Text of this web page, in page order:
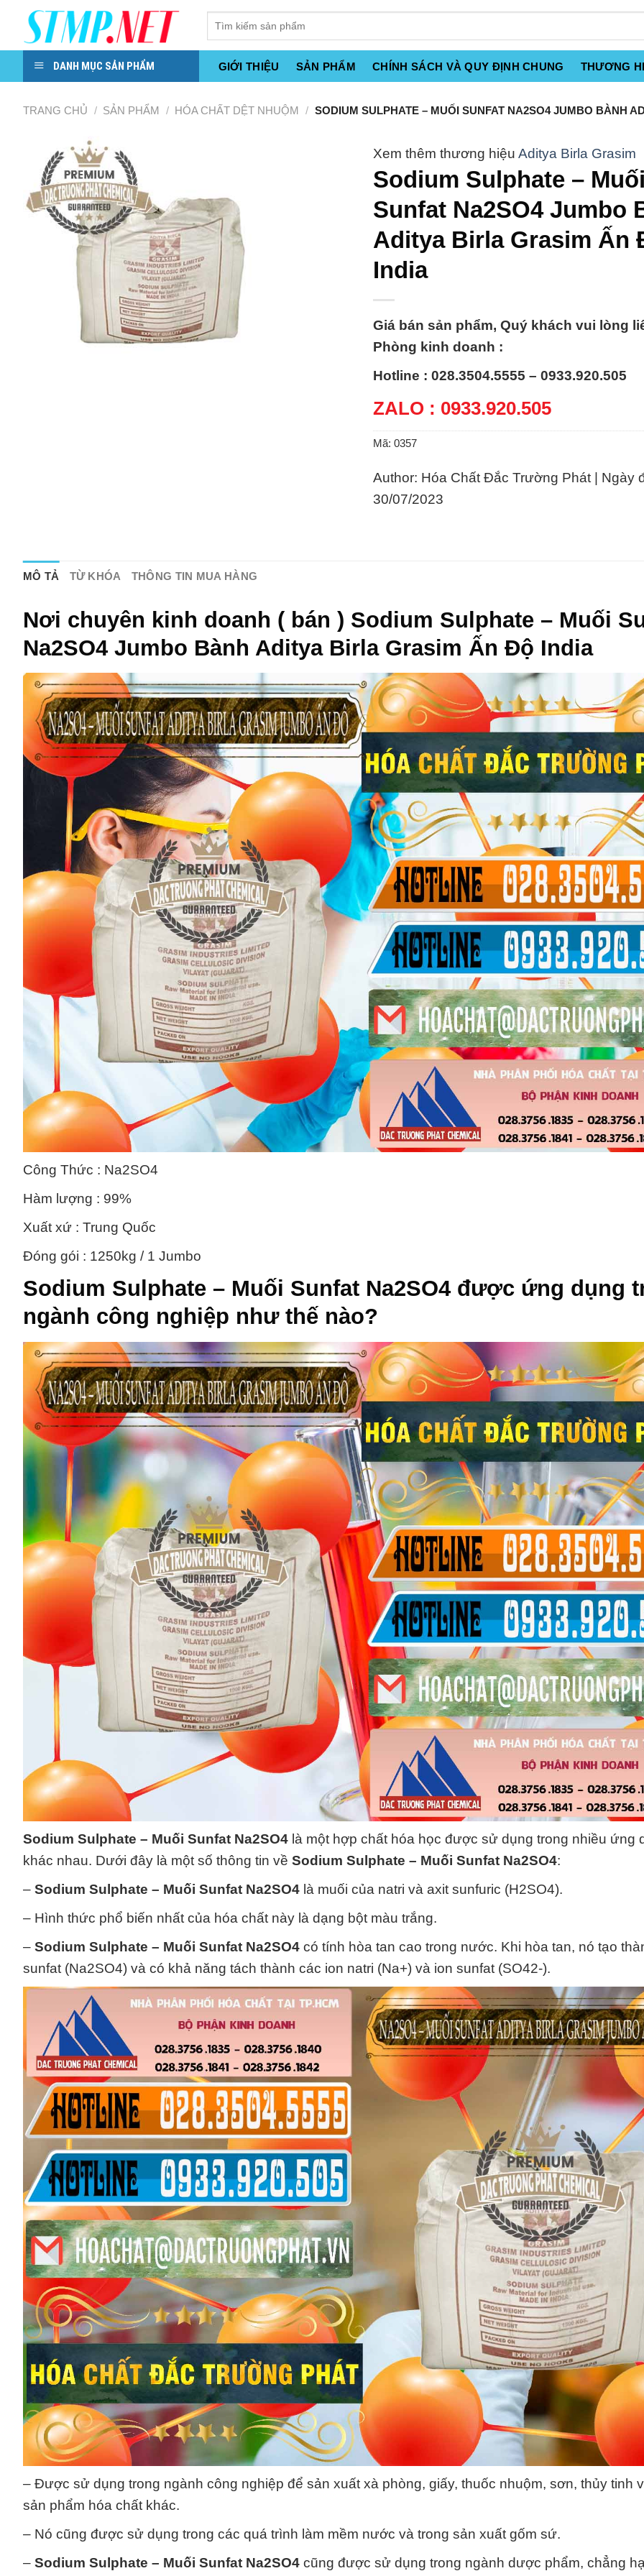
content
DANH MỤC SẢN PHẨM GIỚI THIỆU SẢN PHẨM CHÍNH SÁCH VÀ QUY ĐỊNH CHUNG THƯƠNG
TRANG CHỦ / SẢN PHẨM / HÓA CHẤT DỆT NHUỘM / SODIUM SULPHATE – MUỐI SUNFAT NA2SO4 JUMBO BÀNH
Aditya Birla Grasim
Sodium Sulphate –
Sunfat Na2SO4 Jumbo
Aditya Birla Grasim Ấn
India
Giá bán sản phẩm, Quý khách vui lòng
Phòng kinh doanh :
Hotline : 028.3504.5555 – 0933.920.505
ZALO : 0933.920.505
Mã: 0357
Author: Hóa Chất Đắc Trường Phát | Ngày
30/07/2023
MÔ TẢ TỪ KHÓA THÔNG TIN MUA HÀNG
Nơi chuyên kinh doanh ( bán ) Sodium Sulphate – Muối
Na2SO4 Jumbo Bành Aditya Birla Grasim Ấn Độ India
Công Thức : Na2SO4
Hàm lượng : 99%
Xuất xứ : Trung Quốc
Đóng gói : 1250kg / 1 Jumbo
Sodium Sulphate – Muối Sunfat Na2SO4 được ứng dụng
ngành công nghiệp như thế nào?
Sodium Sulphate – Muối Sunfat Na2SO4 là một hợp chất hóa học được sử dụng trong nhiều ứng
khác nhau. Dưới đây là một số thông tin về Sodium Sulphate – Muối Sunfat Na2SO4:
– Sodium Sulphate – Muối Sunfat Na2SO4 là muối của natri và axit sunfuric (H2SO4).
– Hình thức phổ biến nhất của hóa chất này là dạng bột màu trắng.
– Sodium Sulphate – Muối Sunfat Na2SO4 có tính hòa tan cao trong nước. Khi hòa tan, nó tạo
sunfat (Na2SO4) và có khả năng tách thành các ion natri (Na+) và ion sunfat (SO42-).
– Được sử dụng trong ngành công nghiệp để sản xuất xà phòng, giấy, thuốc nhuộm, sơn, thủy tinh
sản phẩm hóa chất khác.
– Nó cũng được sử dụng trong các quá trình làm mềm nước và trong sản xuất gốm sứ.
– Sodium Sulphate – Muối Sunfat Na2SO4 cũng được sử dụng trong ngành dược phẩm, chẳng